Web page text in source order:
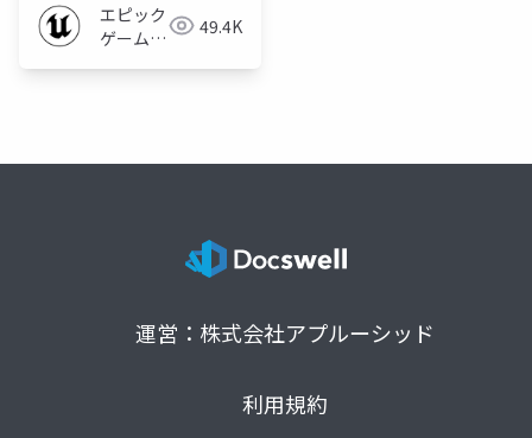
エピック
ゲームズ
49.4K
運営：株式会社アプルーシッド
利用規約